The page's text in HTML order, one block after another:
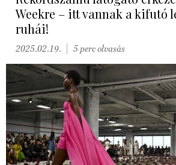
Weekre – itt vannak a kifutó
ruhái!
2025.02.19. 5 perc olvasás